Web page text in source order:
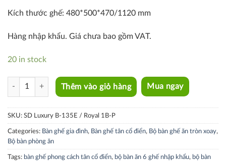
Kích thước ghế: 480*500*470/1120 mm
Hàng nhập khẩu. Giá chưa bao gồm VAT.
20 in stock
SD Luxury B-135E / Royal 1B-P quantity
Thêm vào giỏ hàng Mua ngay
SKU: SD Luxury B-135E / Royal 1B-P
Categories: Bàn ghế gia đình, Bàn ghế tân cổ điển, Bộ bàn ghế ăn tròn xoay,
Bộ bàn phòng ăn
Tags: bàn ghế phong cách tân cổ điển, bộ bàn ăn 6 ghế nhập khẩu, bộ bàn